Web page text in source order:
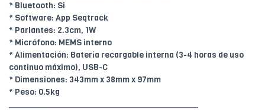
* Bluetooth: Si
* Software: App Seqtrack
* Parlantes: 2.3cm, 1W
* Micrófono: MEMS interno
* Alimentación: Batería recargable interna (3-4 horas de uso
continuo máximo), USB-C
* Dimensiones: 343mm x 38mm x 97mm
* Peso: 0.5kg